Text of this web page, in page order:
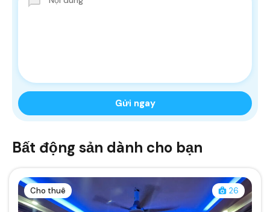
Bất động sản dành cho bạn
Cho thuê 26